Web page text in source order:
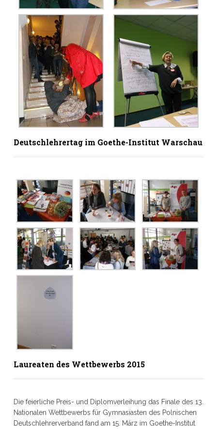
Deutschlehrertag im Goethe-Institut Warschau
Laureaten des Wettbewerbs 2015
Die feierliche Preis- und Diplomverleihung das Finale des 13.
Nationalen Wettbewerbs für Gymnasiasten des Polnischen
Deutschlehrerverband fand am 15. März im Goethe-Institut